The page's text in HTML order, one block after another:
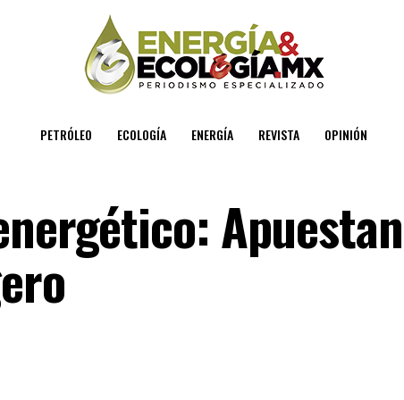
PETRÓLEO ECOLOGÍA ENERGÍA REVISTA OPINIÓN